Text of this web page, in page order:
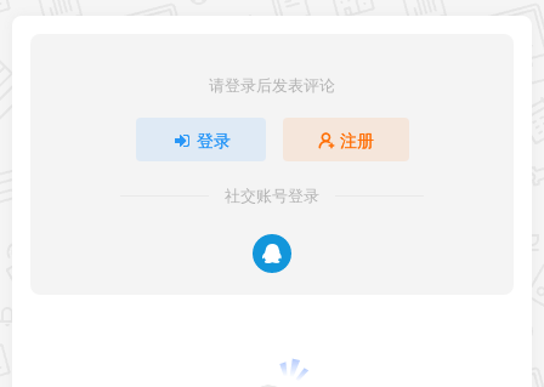
请登录后发表评论
登录 注册
社交账号登录